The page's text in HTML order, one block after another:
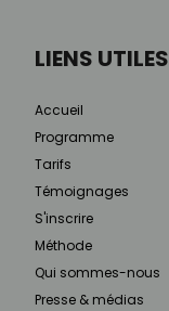
LIENS UTILES
Accueil
Programme
Tarifs
Témoignages
S'inscrire
Méthode
Qui sommes-nous
Presse & médias